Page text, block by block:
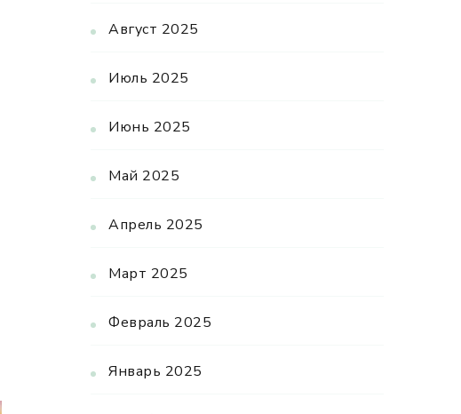
Август 2025
Июль 2025
Июнь 2025
Май 2025
Апрель 2025
Март 2025
Февраль 2025
Январь 2025